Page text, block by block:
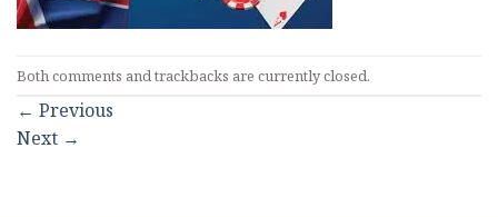
Both comments and trackbacks are currently closed.
← Previous
Next →